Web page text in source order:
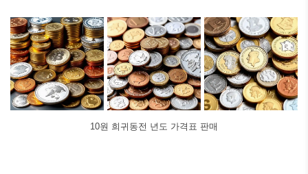
10원 희귀동전 년도 가격표 판매